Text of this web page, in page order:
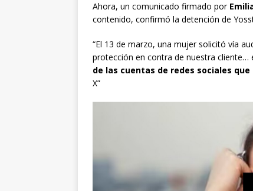
Ahora, un comunicado firmado por
contenido, confirmó la detención de
“El 13 de marzo, una mujer solicitó vía
protección en contra de nuestra cliente…
de las cuentas de redes sociales que
X”